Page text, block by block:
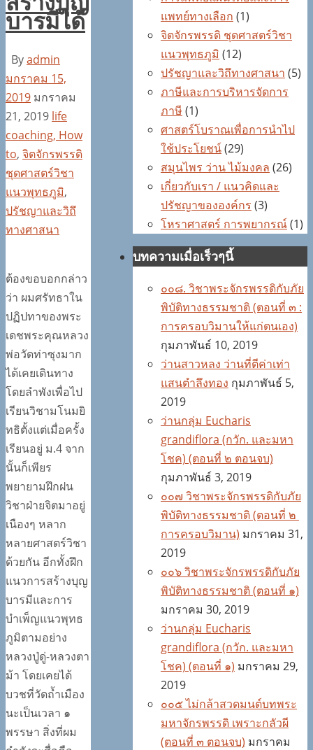
บารมีได้
Byadmin
มกราคม 15,
2019 มกราคม
21, 2019 life
coaching, How
to, จิตจักรพรรดิ
ชุดศาสตร์วิชา
แนวพุทธภูมิ,
ปรัชญาและวิถึ
ทางศาสนา
ต้องขอบอกกล่าว
ว่า ผมศรัทธาใน
ปฏิปทาของพระ
เดชพระคุณหลวง
พ่อวัดท่าซุงมาก
ได้เคยเดินทาง
โดยลำพังเพื่อไป
เรียนวิชามโนมยิ
ทธิตั้งแต่เมื่อครั้ง
เรียนอยู่ ม.4 จาก
นั้นก็เพียร
พยายามฝึกฝน
วิชาฝ่ายจิตมาอยู่
เนืองๆ หลาก
หลายศาสตร์วิชา
ด้วยกัน อีกทั้งฝึก
แนวการสร้างบุญ
บารมีและการ
บำเพ็ญแนวพุทธ
ภูมิตามอย่าง
หลวงปู่ดู่-หลวงตา
ม้า โดยเคยได้
บวชที่วัดถ้ำเมือง
นะเป็นเวลา ๑
พรรษา สิ่งที่ผม
แพทย์ทางเลือก (1)
จิตจักรพรรดิ ชุดศาสตร์วิชา
แนวพุทธภูมิ (12)
ปรัชญาและวิถึทางศาสนา (5)
ภาษีและการบริหารจัดการ
ภาษี (1)
ศาสตร์โบราณเพื่อการนำไป
ใช้ประโยชน์(29)
สมุนไพร ว่าน ไม้มงคล (26)
เกี่ยวกับเรา / แนวคิดและ
ปรัชญาขององค์กร (3)
โหราศาสตร์ การพยากรณ์(1)
บทความเมื่อเร็วๆนี้
๐๐๘. วิชาพระจักรพรรดิกับภัย
พิบัติทางธรรมชาติ (ตอนที่ ๓ :
การครอบวิมานให้แก่ตนเอง)
กุมภาพันธ์ 10, 2019
ว่านสาวหลง ว่านที่ตีค่าเท่า
แสนตำลึงทอง กุมภาพันธ์ 5,
2019
ว่านกลุ่ม Eucharis
grandiflora (กวัก. และมหา
โชค) (ตอนที่ ๒ ตอนจบ)
กุมภาพันธ์ 3, 2019
๐๐๗ วิชาพระจักรพรรดิกับภัย
พิบัติทางธรรมชาติ (ตอนที่ ๒
การครอบวิมาน) มกราคม 31,
2019
๐๐๖ วิชาพระจักรพรรดิกับภัย
พิบัติทางธรรมชาติ (ตอนที่ ๑)
มกราคม 30, 2019
ว่านกลุ่ม Eucharis
grandiflora (กวัก. และมหา
โชค) (ตอนที่ ๑) มกราคม 29,
2019
๐๐๕ ไม่กล้าสวดมนต์บทพระ
มหาจักรพรรดิ เพราะกลัวผี
(ตอนที่ ๓ ตอนจบ) มกราคม